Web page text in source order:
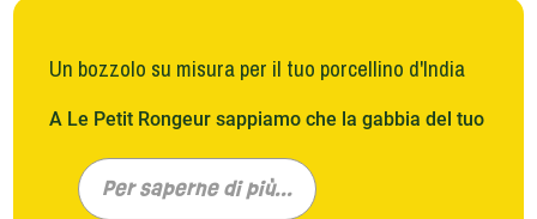
Un bozzolo su misura per il tuo porcellino d'India
A Le Petit Rongeur sappiamo che la gabbia del tuo
universo, il suo rifugio, il suo parco giochi. Per
questo offriamo una selezione di gabbie adatte a
Per saperne di più...